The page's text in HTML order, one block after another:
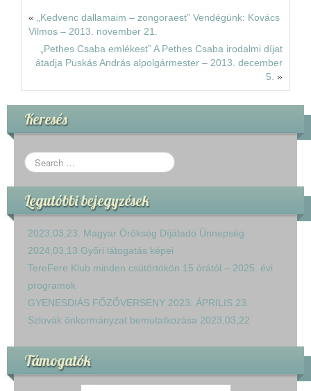
«
„Kedvenc dallamaim – zongoraest” Vendégünk: Kovács
Vilmos – 2013. november 21.
„Pethes Csaba emlékest” A Pethes Csaba irodalmi díjat
átadja Puskás András alpolgármester – 2013. december
5. »
Keresés
Legutóbbi bejegyzések
2023,03,23. Magyar Örökség Díjátadó Ünnepség
2024,03,13 Győri látogatás képei
TereFere Klub minden csütörtökön 15 órától – 2025. évi
programok
GYENESDIÁS FŐZŐVERSENY 2023. ÁPRILIS 23.
Szlovák önkormányzat bemutatkozása 2023,03,22
Támogatók